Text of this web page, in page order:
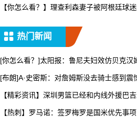
【你怎么看？】理查利森妻子被阿根廷球迷
热门新闻
[你怎么看？]太阳报：鲁尼夫妇效仿贝克汉
[布朗]A·史密斯：对詹姆斯没去骑士感到震
【精彩资讯】深圳男篮已经和内线外援巴吉
【热刺】罗马诺：签罗梅罗是国米优先事项